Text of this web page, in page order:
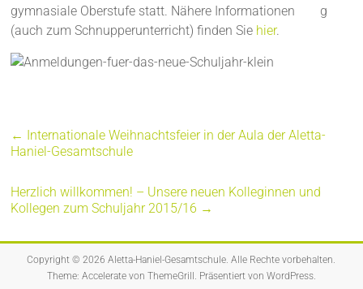
gymnasiale Oberstufe statt. Nähere Informationen
(auch zum Schnupperunterricht) finden Sie hier.
← Internationale Weihnachtsfeier in der Aula der Aletta-
Haniel-Gesamtschule
Herzlich willkommen! – Unsere neuen Kolleginnen und
Kollegen zum Schuljahr 2015/16 →
Copyright © 2026Aletta-Haniel-Gesamtschule. Alle Rechte vorbehalten.
Theme: Acceleratevon ThemeGrill. Präsentiert von WordPress.